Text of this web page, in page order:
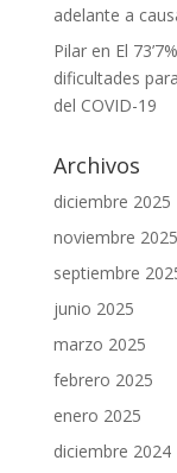
adelante a
Pilaren El
dificultades
del COVID-19
Archivos
diciembre 2025
noviembre 2025
septiembre
junio 2025
marzo 2025
febrero 2025
enero 2025
diciembre 2024